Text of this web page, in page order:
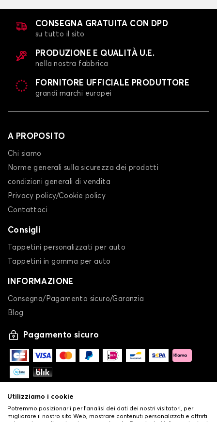
PACEMAN
CONSEGNA GRATUITA CON DPD
su tutto il sito
PRODUZIONE E QUALITÀ U.E.
nella nostra fabbrica
FORNITORE UFFICIALE PRODUTTORE
grandi marchi europei
A PROPOSITO
Chi siamo
Norme generali sulla sicurezza dei prodotti
condizioni generali di vendita
Privacy policy/Cookie policy
Contattaci
Consigli
Tappetini personalizzati per auto
Tappetini in gomma per auto
INFORMAZIONE
Consegna/Pagamento sicuro/Garanzia
Blog
Pagamento sicuro
Utilizziamo i cookie
Potremmo posizionarli per l'analisi dei dati dei nostri visitatori, per
migliorare il nostro sito Web, mostrare contenuti personalizzati e offrirti